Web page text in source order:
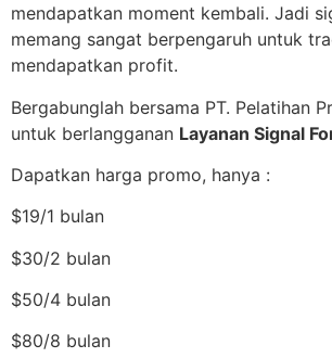
mendapatkan moment kembali. Jadi
memang sangat berpengaruh untuk
mendapatkan profit.
Bergabunglah bersama PT. Pelatihan
untuk berlangganan Layanan Signal
Dapatkan harga promo, hanya :
$19/1 bulan
$30/2 bulan
$50/4 bulan
$80/8 bulan